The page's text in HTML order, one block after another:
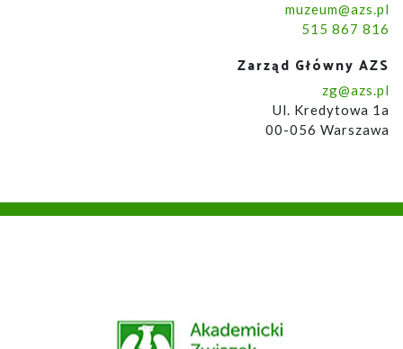
muzeum@azs.pl
515 867 816
Zarząd Główny AZS
zg@azs.pl
Ul. Kredytowa 1a
00-056 Warszawa